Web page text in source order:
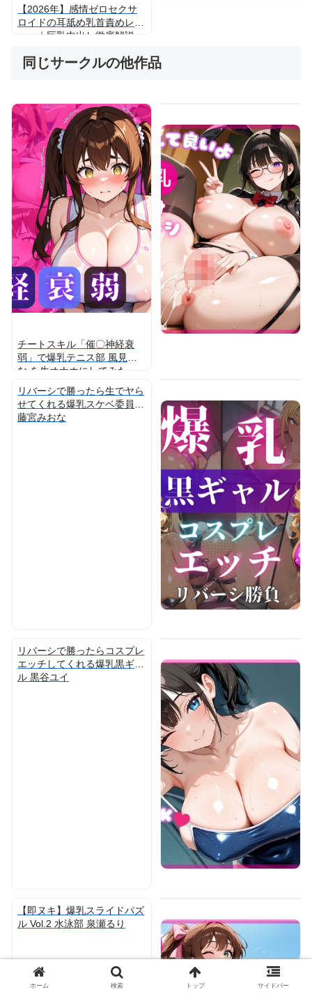
【2026年】感情ゼロセクサ
ロイドの耳舐め乳首責めレビ
ュー｜巨乳中出し徹底解説
同じサークルの他作品
チートスキル「催〇神経衰
弱」で爆乳テニス部 風見ゆ
な を生オナホにしてみた
リバーシで勝ったら生でヤら
せてくれる爆乳スケベ委員長
藤宮みおな
リバーシで勝ったらコスプレ
エッチしてくれる爆乳黒ギャ
ル 黒谷ユイ
【即ヌキ】爆乳スライドパズ
ル Vol.2 水泳部 泉瀬るり
ホーム 検索 トップ サイドバー